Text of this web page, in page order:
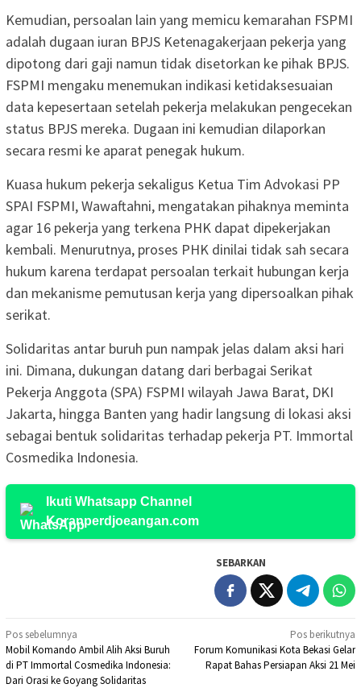
Kemudian, persoalan lain yang memicu kemarahan FSPMI
adalah dugaan iuran BPJS Ketenagakerjaan pekerja yang
dipotong dari gaji namun tidak disetorkan ke pihak BPJS.
FSPMI mengaku menemukan indikasi ketidaksesuaian
data kepesertaan setelah pekerja melakukan pengecekan
status BPJS mereka. Dugaan ini kemudian dilaporkan
secara resmi ke aparat penegak hukum.
Kuasa hukum pekerja sekaligus Ketua Tim Advokasi PP
SPAI FSPMI, Wawaftahni, mengatakan pihaknya meminta
agar 16 pekerja yang terkena PHK dapat dipekerjakan
kembali. Menurutnya, proses PHK dinilai tidak sah secara
hukum karena terdapat persoalan terkait hubungan kerja
dan mekanisme pemutusan kerja yang dipersoalkan pihak
serikat.
Solidaritas antar buruh pun nampak jelas dalam aksi hari
ini. Dimana, dukungan datang dari berbagai Serikat
Pekerja Anggota (SPA) FSPMI wilayah Jawa Barat, DKI
Jakarta, hingga Banten yang hadir langsung di lokasi aksi
sebagai bentuk solidaritas terhadap pekerja PT. Immortal
Cosmedika Indonesia.
Ikuti Whatsapp Channel
Koranperdjoeangan.com
SEBARKAN
Navigasi
pos
Pos sebelumnya
Mobil Komando Ambil Alih Aksi Buruh
di PT Immortal Cosmedika Indonesia:
Dari Orasi ke Goyang Solidaritas
Pos berikutnya
Forum Komunikasi Kota Bekasi Gelar
Rapat Bahas Persiapan Aksi 21 Mei